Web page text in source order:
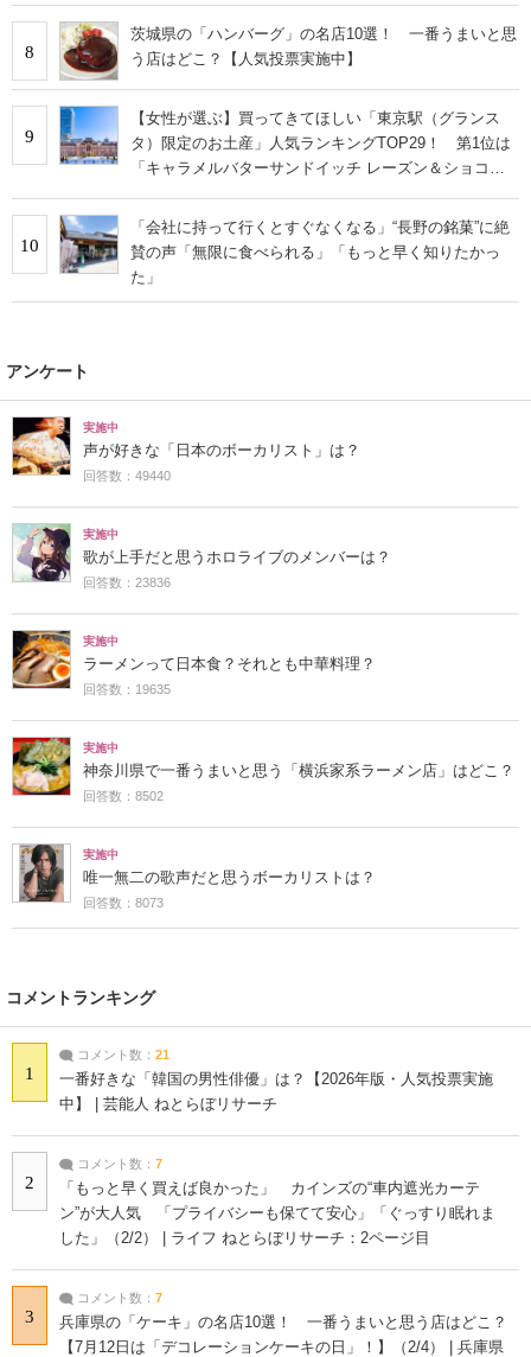
8
茨城県の「ハンバーグ」の名店10選！ 一番うまいと思
う店はどこ？【人気投票実施中】
9
【女性が選ぶ】買ってきてほしい「東京駅（グランス
タ）限定のお土産」人気ランキングTOP29！ 第1位は
「キャラメルバターサンドイッチ レーズン＆ショコラ
10
「会社に持って行くとすぐなくなる」“長野の銘菓”に絶
賛の声「無限に食べられる」「もっと早く知りたかっ
た」
アンケート
実施中
声が好きな「日本のボーカリスト」は？
回答数：49440
実施中
歌が上手だと思うホロライブのメンバーは？
回答数：23836
実施中
ラーメンって日本食？それとも中華料理？
回答数：19635
実施中
神奈川県で一番うまいと思う「横浜家系ラーメン店」はどこ？
回答数：8502
実施中
唯一無二の歌声だと思うボーカリストは？
回答数：8073
コメントランキング
1
コメント数： 21
一番好きな「韓国の男性俳優」は？【2026年版・人気投票実施
中】 | 芸能人 ねとらぼリサーチ
2
コメント数： 7
「もっと早く買えば良かった」 カインズの“車内遮光カーテ
ン”が大人気 「プライバシーも保てて安心」「ぐっすり眠れま
した」（2/2） | ライフ ねとらぼリサーチ：2ページ目
3
コメント数： 7
兵庫県の「ケーキ」の名店10選！ 一番うまいと思う店はどこ？
【7月12日は「デコレーションケーキの日」！】（2/4） | 兵庫県